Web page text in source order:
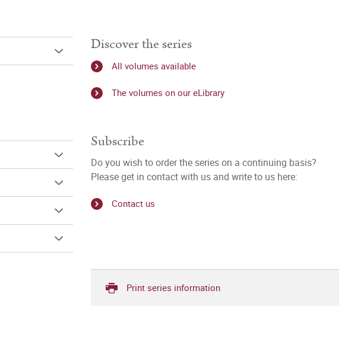
Discover the series
All volumes available
The volumes on our eLibrary
Subscribe
Do you wish to order the series on a continuing basis?
Please get in contact with us and write to us here:
Contact us
Print series information